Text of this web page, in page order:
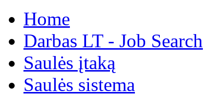
Home
Darbas LT - Job Search
Saulės įtaką
Saulės sistema